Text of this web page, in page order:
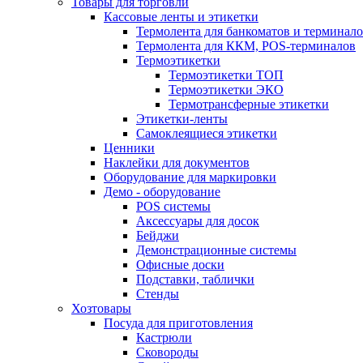
Кассовые ленты и этикетки
Термолента для банкоматов и
Термолента для ККМ, POS-терминалов
Термоэтикетки
Термоэтикетки ТОП
Термоэтикетки ЭКО
Термотрансферные этикетки
Этикетки-ленты
Самоклеящиеся этикетки
Ценники
Наклейки для документов
Оборудование для маркировки
Демо - оборудование
POS системы
Аксессуары для досок
Бейджи
Демонстрационные системы
Офисные доски
Подставки, таблички
Стенды
Хозтовары
Посуда для приготовления
Кастрюли
Сковороды